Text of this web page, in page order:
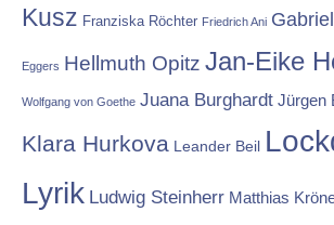
Kusz Franziska Röchter Friedrich Ani
Eggers Hellmuth Opitz Jan-Eike
Wolfgang von Goethe Juana Burghardt Jürgen
Klara Hurkova Leander Beil
Lyrik Ludwig Steinherr Matthias